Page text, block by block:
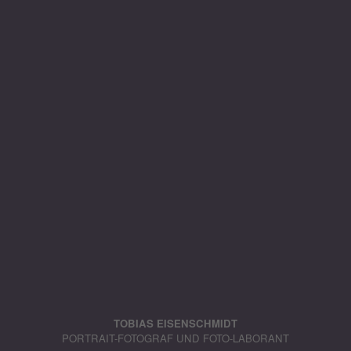
TOBIAS EISENSCHMIDT
PORTRAIT-FOTOGRAF UND FOTO-LABORANT